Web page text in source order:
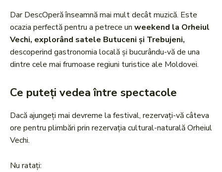
Dar DescOperă înseamnă mai mult decât muzică. Este
ocazia perfectă pentru a petrece un weekend la Orheiul
Vechi, explorând satele Butuceni și Trebujeni,
descoperind gastronomia locală și bucurându-vă de una
dintre cele mai frumoase regiuni turistice ale Moldovei.
Ce puteți vedea între spectacole
Dacă ajungeți mai devreme la festival, rezervați-vă câteva
ore pentru plimbări prin rezervația cultural-naturală Orheiul
Vechi.
Nu ratați: